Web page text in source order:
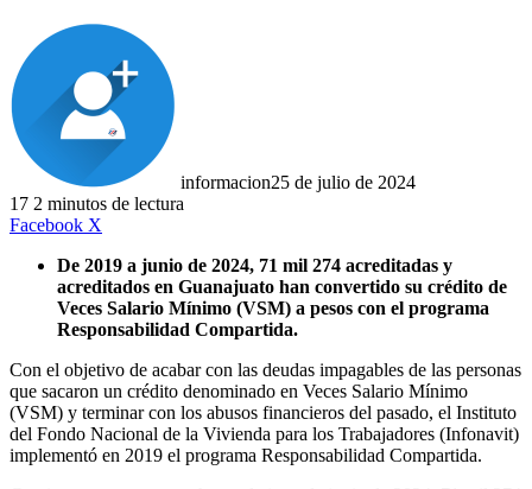
informacion25 de julio de 2024
17 2 minutos de lectura
Facebook X
De 2019 a junio de 2024, 71 mil 274 acreditadas y
acreditados en Guanajuato han convertido su crédito de
Veces Salario Mínimo (VSM) a pesos con el programa
Responsabilidad Compartida.
Con el objetivo de acabar con las deudas impagables de las personas
que sacaron un crédito denominado en Veces Salario Mínimo
(VSM) y terminar con los abusos financieros del pasado, el Instituto
del Fondo Nacional de la Vivienda para los Trabajadores (Infonavit)
implementó en 2019 el programa Responsabilidad Compartida.